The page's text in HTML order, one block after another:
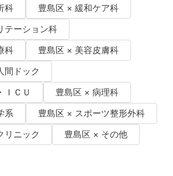
科
豊島区 × 緩和ケア科
テーション科
科
豊島区 × 美容皮膚科
間ドック
ＩＣＵ
豊島区 × 病理科
系
豊島区 × スポーツ整形外科
リニック
豊島区 × その他